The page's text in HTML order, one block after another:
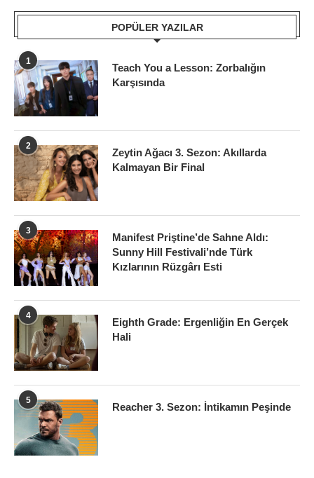
POPÜLER YAZILAR
1
Teach You a Lesson: Zorbalığın
Karşısında
2
Zeytin Ağacı 3. Sezon: Akıllarda
Kalmayan Bir Final
3
Manifest Priştine’de Sahne Aldı:
Sunny Hill Festivali’nde Türk
Kızlarının Rüzgârı Esti
4
Eighth Grade: Ergenliğin En Gerçek
Hali
5
Reacher 3. Sezon: İntikamın Peşinde